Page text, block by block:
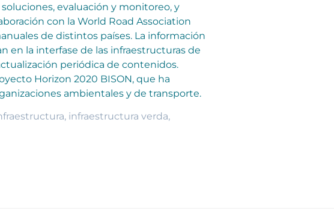
evaluación y monitoreo, y
con la World Road Association
de distintos países. La información
en la interfase de las infraestructuras de
periódica de contenidos.
Horizon 2020 BISON, que ha
ambientales y de transporte.
, infraestructura verda,